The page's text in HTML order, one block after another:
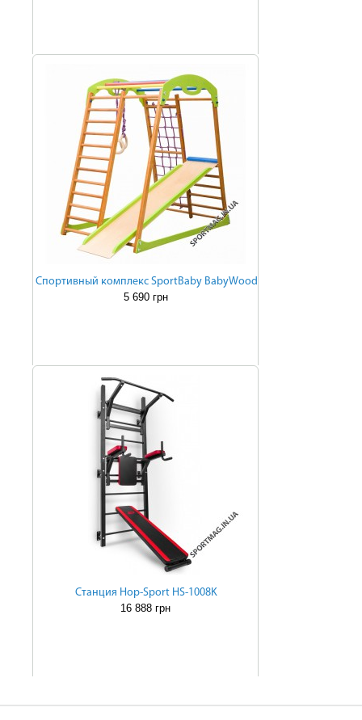
Cпортивный комплекс SportBaby BabyWood
5 690 грн
Cтанция Hop-Sport HS-1008K
16 888 грн